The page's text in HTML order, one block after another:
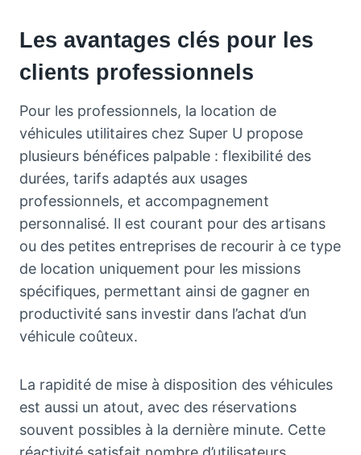
Les avantages clés pour les
clients professionnels
Pour les professionnels, la location de
véhicules utilitaires chez Super U propose
plusieurs bénéfices palpable : flexibilité des
durées, tarifs adaptés aux usages
professionnels, et accompagnement
personnalisé. Il est courant pour des artisans
ou des petites entreprises de recourir à ce type
de location uniquement pour les missions
spécifiques, permettant ainsi de gagner en
productivité sans investir dans l’achat d’un
véhicule coûteux.
La rapidité de mise à disposition des véhicules
est aussi un atout, avec des réservations
souvent possibles à la dernière minute. Cette